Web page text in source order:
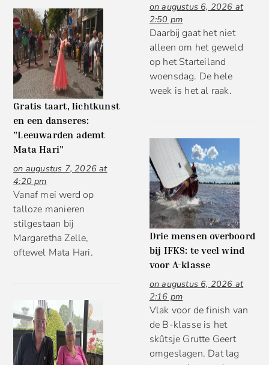
Gratis taart, lichtkunst
en een danseres:
"Leeuwarden ademt
Mata Hari"
on augustus 7, 2026 at
4:20 pm
Vanaf mei werd op
talloze manieren
stilgestaan bij
Margaretha Zelle,
oftewel Mata Hari.
on augustus 6, 2026 at
2:50 pm
Daarbij gaat het niet
alleen om het geweld
op het Starteiland
woensdag. De hele
week is het al raak.
Drie mensen overboord
bij IFKS: te veel wind
voor A-klasse
on augustus 6, 2026 at
2:16 pm
Vlak voor de finish van
de B-klasse is het
skûtsje Grutte Geert
omgeslagen. Dat lag